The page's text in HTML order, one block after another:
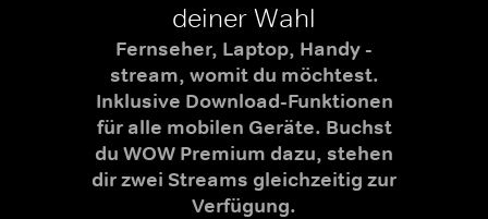
deiner Wahl
Fernseher, Laptop, Handy -
stream, womit du möchtest.
Inklusive Download-Funktionen
für alle mobilen Geräte. Buchst
du WOW Premium dazu, stehen
dir zwei Streams gleichzeitig zur
Verfügung.